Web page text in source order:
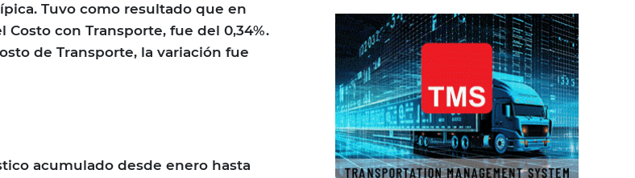
Tuvo como resultado que en
con Transporte, fue del 0,34%.
de Transporte, la variación fue
acumulado desde enero hasta